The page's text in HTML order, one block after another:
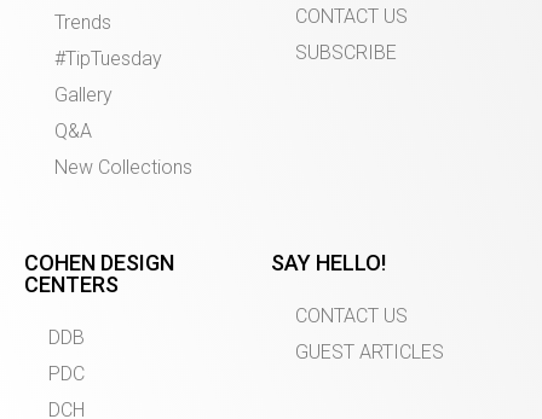
Trends
#TipTuesday
Gallery
Q&A
New Collections
CONTACT US
SUBSCRIBE
COHEN DESIGN
CENTERS
DDB
PDC
DCH
SAY HELLO!
CONTACT US
GUEST ARTICLES